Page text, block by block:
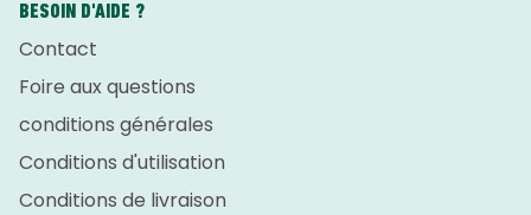
BESOIN D'AIDE ?
Contact
Foire aux questions
conditions générales
Conditions d'utilisation
Conditions de livraison